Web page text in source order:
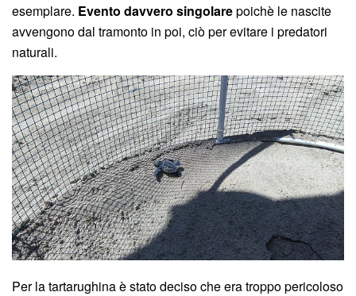
esemplare. Evento davvero singolarepoichè le nascite
avvengono dal tramonto in poi, ciò per evitare i predatori
naturali.
Per la tartarughina è stato deciso che era troppo pericoloso